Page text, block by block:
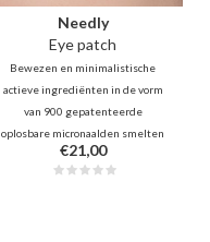
Needly
Eye patch
Bewezen en minimalistische
actieve ingrediënten in de vorm
van 900 gepatenteerde
oplosbare micronaalden smelten
direct en dieper in de huidlagen
voor snel, effectief & langdurig
€21,00